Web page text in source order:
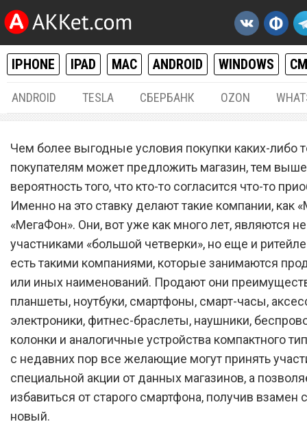
IPHONE IPAD MAC ANDROID WINDOWS
ANDROID TESLA СБЕРБАНК OZON
«МТС» и «МегаФон»
совершенно бесплатный
любых старых
новые
Чем более выгодные условия покупки каких-либо
покупателям может предложить магазин, тем выше
вероятность того, что кто-то согласится что-то
Именно на это ставку делают такие компании, как
«МегаФон». Они, вот уже как много лет, являются
участниками «большой четверки», но еще и
есть такими компаниями, которые занимаются
или иных наименований. Продают они
планшеты, ноутбуки, смартфоны, смарт-часы,
электроники, фитнес-браслеты, наушники,
колонки и аналогичные устройства компактного
с недавних пор все желающие могут принять
специальной акции от данных магазинов, а
избавиться от старого смартфона, получив взамен
новый.